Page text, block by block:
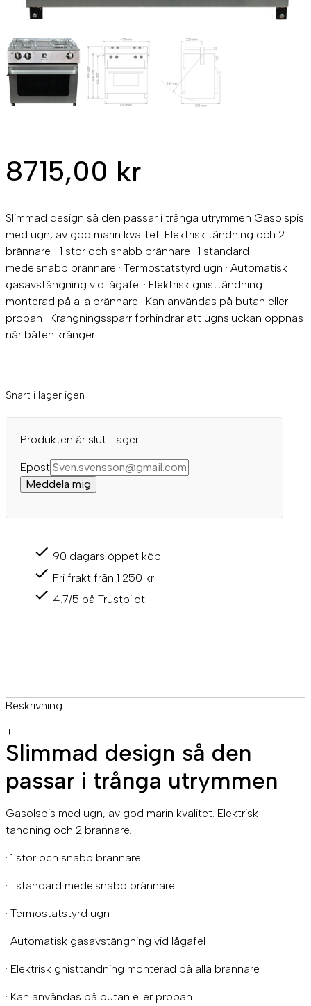
8715,00 kr
Slimmad design så den passar i trånga utrymmen Gasolspis
med ugn, av god marin kvalitet. Elektrisk tändning och 2
brännare. · 1 stor och snabb brännare · 1 standard
medelsnabb brännare · Termostatstyrd ugn · Automatisk
gasavstängning vid lågafel · Elektrisk gnisttändning
monterad på alla brännare · Kan användas på butan eller
propan · Krängningsspärr förhindrar att ugnsluckan öppnas
när båten kränger.
Snart i lager igen
Produkten är slut i lager
Epost
Meddela mig
90 dagars öppet köp
Fri frakt från 1 250 kr
4.7/5 på Trustpilot
Beskrivning
+
Slimmad design så den
passar i trånga utrymmen
Gasolspis med ugn, av god marin kvalitet. Elektrisk
tändning och 2 brännare.
· 1 stor och snabb brännare
· 1 standard medelsnabb brännare
· Termostatstyrd ugn
· Automatisk gasavstängning vid lågafel
· Elektrisk gnisttändning monterad på alla brännare
· Kan användas på butan eller propan